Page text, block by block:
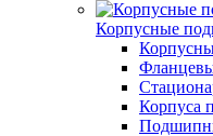
Корпусные
Корпуса